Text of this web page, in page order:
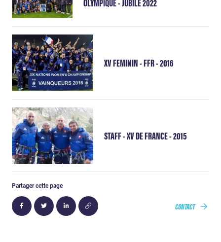
XV FEMININ - FFR - 2016
STAFF - XV DE FRANCE - 2015
Partager cette page
CONTACT